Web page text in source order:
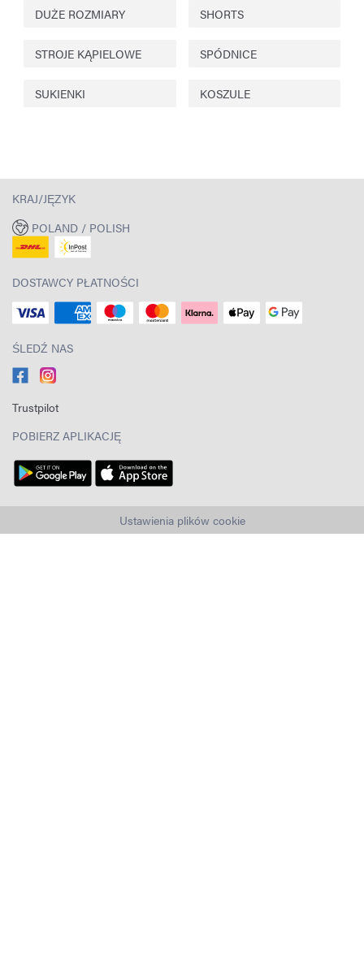
DUŻE ROZMIARY SHORTS
STROJE KĄPIELOWE SPÓDNICE
SUKIENKI KOSZULE
KRAJ/JĘZYK
POLAND / POLISH
DOSTAWCY PŁATNOŚCI
ŚLEDŹ NAS
Trustpilot
POBIERZ APLIKACJĘ
Ustawienia plików cookie